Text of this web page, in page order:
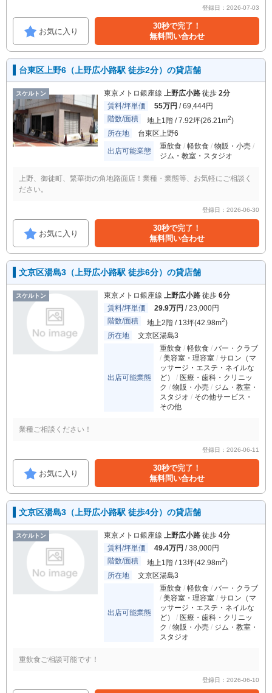
登録日：2026-07-03
お気に入り
30秒で完了！
無料問い合わせ
台東区上野6（上野広小路駅 徒歩2分）の貸店舗
スケルトン 東京メトロ銀座線 上野広小路 徒歩 2分
賃料/坪単価
55万円 / 69,444円
階数/面積
地上1階 / 7.92坪(26.21m2)
所在地
台東区上野6
出店可能業態
重飲食 軽飲食
物販・小売
ジム・教室・スタジオ
上野、御徒町、繁華街の角地路面店！業種・業態等、お気軽にご相談く
ださい。
登録日：2026-06-30
お気に入り
30秒で完了！
無料問い合わせ
文京区湯島3（上野広小路駅 徒歩6分）の貸店舗
スケルトン 東京メトロ銀座線 上野広小路 徒歩 6分
賃料/坪単価
29.9万円 / 23,000円
階数/面積
地上2階 / 13坪(42.98m2)
所在地
文京区湯島3
出店可能業態
重飲食 軽飲食
バー・クラブ
美容室・理容室
サロン（マ
ッサージ・エステ・ネイルな
ど）
医療・歯科・クリニッ
ク
物販・小売
ジム・教室・
スタジオ
その他サービス・
その他
業種ご相談ください！
登録日：2026-06-11
お気に入り
30秒で完了！
無料問い合わせ
文京区湯島3（上野広小路駅 徒歩4分）の貸店舗
スケルトン 東京メトロ銀座線 上野広小路 徒歩 4分
賃料/坪単価
49.4万円 / 38,000円
階数/面積
地上1階 / 13坪(42.98m2)
所在地
文京区湯島3
出店可能業態
重飲食 軽飲食
バー・クラブ
美容室・理容室
サロン（マ
ッサージ・エステ・ネイルな
ど）
医療・歯科・クリニッ
ク
物販・小売
ジム・教室・
スタジオ
重飲食ご相談可能です！
登録日：2026-06-10